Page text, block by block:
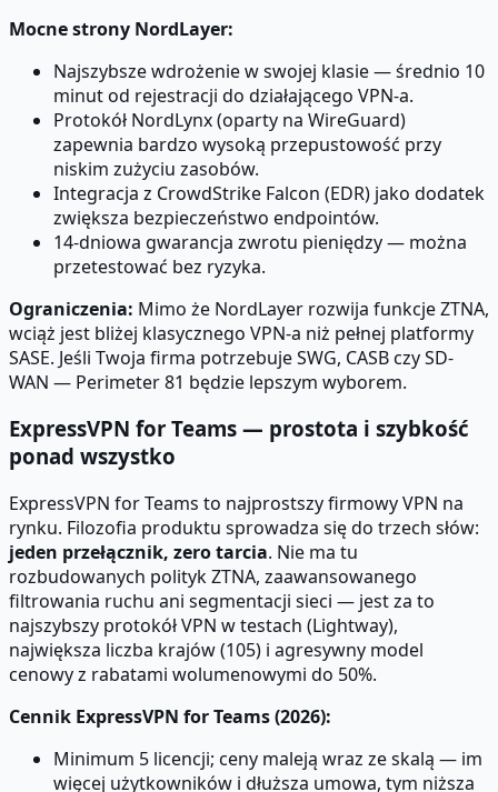
Mocne strony NordLayer:
Najszybsze wdrożenie w swojej klasie — średnio 10
minut od rejestracji do działającego VPN-a.
Protokół NordLynx (oparty na WireGuard)
zapewnia bardzo wysoką przepustowość przy
niskim zużyciu zasobów.
Integracja z CrowdStrike Falcon (EDR) jako dodatek
zwiększa bezpieczeństwo endpointów.
14-dniowa gwarancja zwrotu pieniędzy — można
przetestować bez ryzyka.
Ograniczenia: Mimo że NordLayer rozwija funkcje ZTNA,
wciąż jest bliżej klasycznego VPN-a niż pełnej platformy
SASE. Jeśli Twoja firma potrzebuje SWG, CASB czy SD-
WAN — Perimeter 81 będzie lepszym wyborem.
ExpressVPN for Teams — prostota i szybkość
ponad wszystko
ExpressVPN for Teams to najprostszy firmowy VPN na
rynku. Filozofia produktu sprowadza się do trzech słów:
jeden przełącznik, zero tarcia. Nie ma tu
rozbudowanych polityk ZTNA, zaawansowanego
filtrowania ruchu ani segmentacji sieci — jest za to
najszybszy protokół VPN w testach (Lightway),
największa liczba krajów (105) i agresywny model
cenowy z rabatami wolumenowymi do 50%.
Cennik ExpressVPN for Teams (2026):
Minimum 5 licencji; ceny maleją wraz ze skalą — im
więcej użytkowników i dłuższa umowa, tym niższa